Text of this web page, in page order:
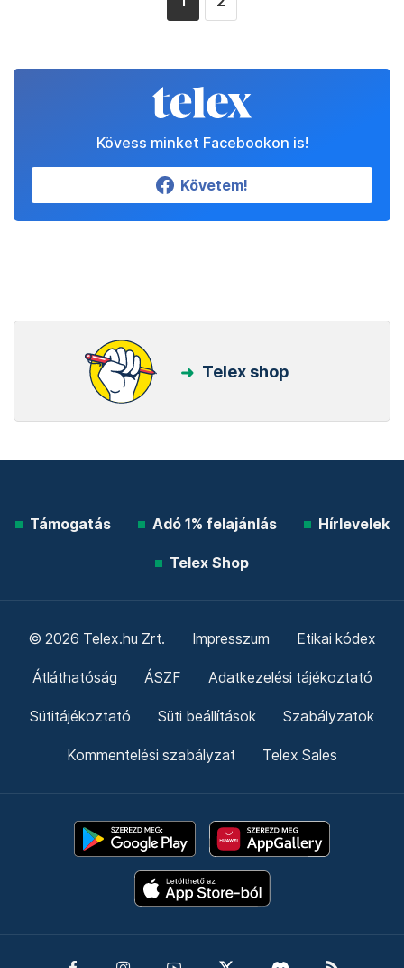
Kövess minket Facebookon is!
Követem!
Telex shop
Támogatás Adó 1% felajánlás Hírlevelek
Telex Shop
© 2026 Telex.hu Zrt. Impresszum Etikai kódex
Átláthatóság ÁSZF Adatkezelési tájékoztató
Sütitájékoztató Süti beállítások Szabályzatok
Kommentelési szabályzat Telex Sales